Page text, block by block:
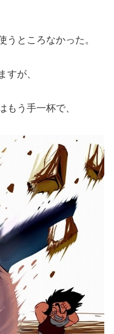
うところなかった。
すが、
もう手一杯で、